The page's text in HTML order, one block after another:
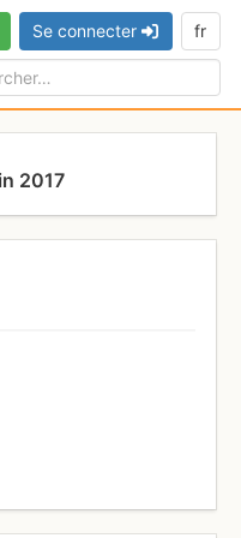
Se connecter fr
2017